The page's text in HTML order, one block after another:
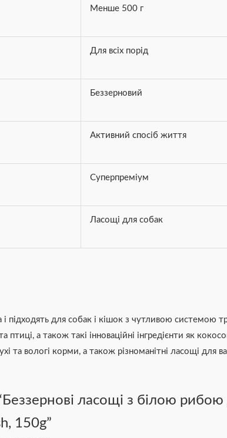
Менше 500 г
Для всіх порід
Беззерновий
Активний спосіб життя
Суперпреміум
Ласощі для собак
і підходять для собак і кішок з чутливою
птиці, а також такі інноваційні інгредієнти як
вологі корми, а також різноманітні ласощі для
ласощі з білою
150g”